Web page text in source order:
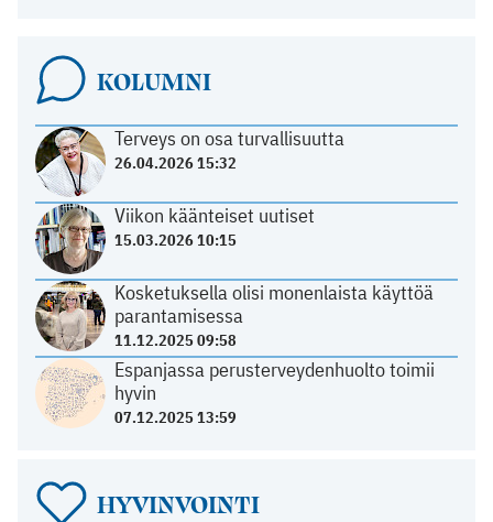
KOLUMNI
Terveys on osa turvallisuutta
26.04.2026 15:32
Viikon käänteiset uutiset
15.03.2026 10:15
Kosketuksella olisi monenlaista käyttöä
parantamisessa
11.12.2025 09:58
Espanjassa perusterveydenhuolto toimii
hyvin
07.12.2025 13:59
HYVINVOINTI